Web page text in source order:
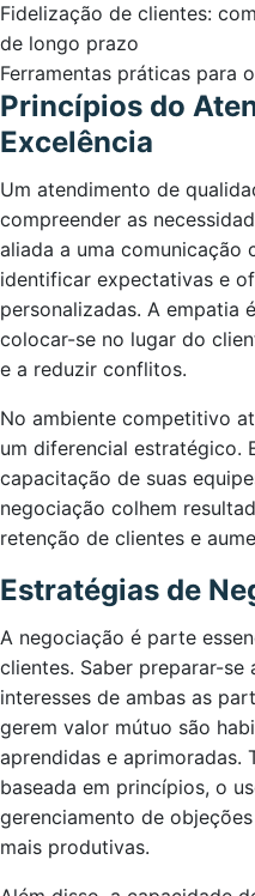
Fidelização de clientes:
de longo prazo
Ferramentas práticas para
Princípios do
Excelência
Um atendimento de
compreender as
aliada a uma comunicação
identificar expectativas e
personalizadas. A empatia
colocar-se no lugar do
e a reduzir conflitos.
No ambiente competitivo
um diferencial estratégico.
capacitação de suas
negociação colhem
retenção de clientes e
Estratégias de
A negociação é parte
clientes. Saber preparar-se
interesses de ambas as
gerem valor mútuo são
aprendidas e aprimoradas.
baseada em princípios, o
gerenciamento de
mais produtivas.